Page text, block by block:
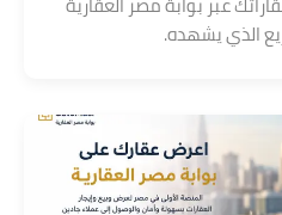
الذي يشهده.